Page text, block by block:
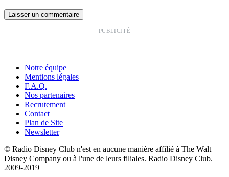
PUBLICITÉ
Notre équipe
Mentions légales
F.A.Q.
Nos partenaires
Recrutement
Contact
Plan de Site
Newsletter
© Radio Disney Club n'est en aucune manière affilié à The Walt
Disney Company ou à l'une de leurs filiales. Radio Disney Club.
2009-2019